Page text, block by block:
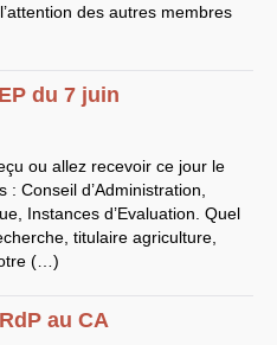
de
des autres membres
du 7 juin
ou allez recevoir ce jour le
Conseil d’Administration,
Instances d’Evaluation. Quel
titulaire agriculture,
(…)
au CA